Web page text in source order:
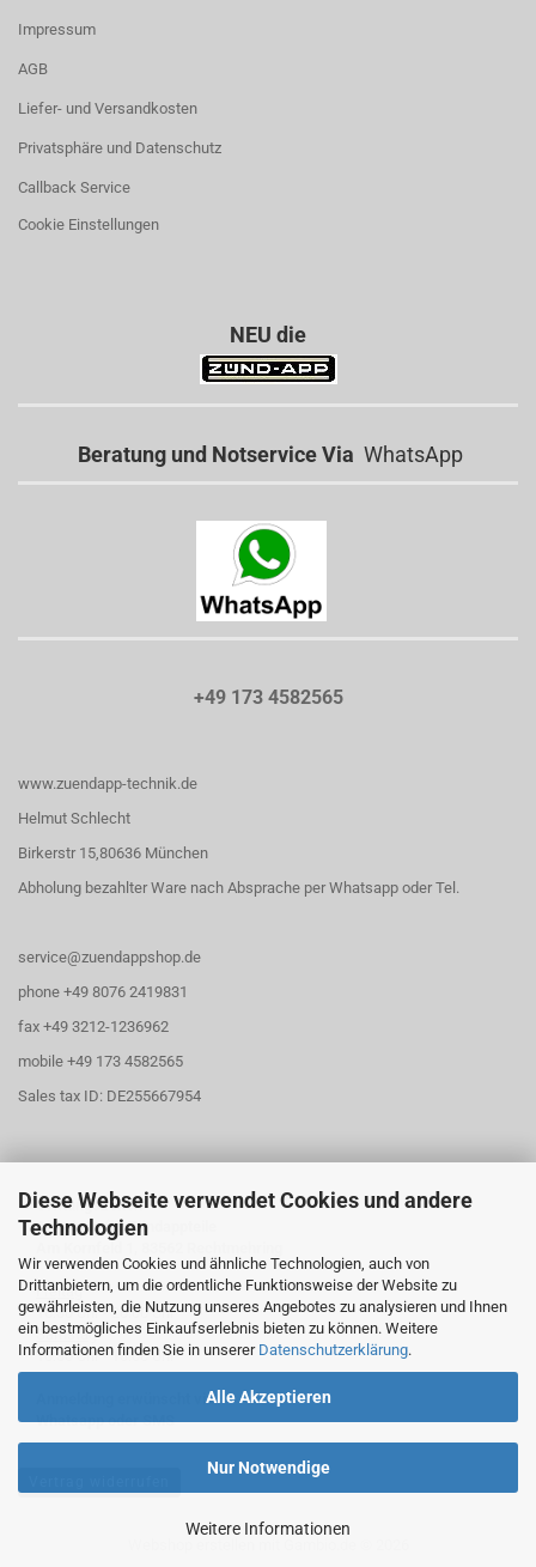
Diese Webseite verwendet Cookies und andere
Technologien
Wir verwenden Cookies und ähnliche Technologien, auch von
Drittanbietern, um die ordentliche Funktionsweise der Website zu
gewährleisten, die Nutzung unseres Angebotes zu analysieren und Ihnen
ein bestmögliches Einkaufserlebnis bieten zu können. Weitere
Informationen finden Sie in unserer Datenschutzerklärung.
Alle Akzeptieren
Nur Notwendige
Weitere Informationen
Impressum
AGB
Liefer- und Versandkosten
Privatsphäre und Datenschutz
Callback Service
Cookie Einstellungen
NEU die
Beratung und Notservice Via WhatsApp
+49 173 4582565
www.zuendapp-technik.de
Helmut Schlecht
Birkerstr 15,80636 München
Abholung bezahlter Ware nach Absprache per Whatsapp oder Tel.
service@zuendappshop.de
phone +49 8076 2419831
fax +49 3212-1236962
mobile +49 173 4582565
Sales tax ID: DE255667954
Öffnungszeiten
Abholung für Zündappteile
Freitag
16:30 Uhr - 20:00 Uhr
Samstag
10:30 Uhr - 13:00 Uhr
Anmeldung erwünscht via
Whatsapp oder SMS